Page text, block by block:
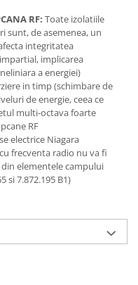
RF: Toate izolatiile
sunt, de asemenea, un
integritatea
implicarea
a energiei)
in timp (schimbare de
de energie, ceea ce
multi-octava foarte
RF
electrice Niagara
frecventa radio nu va fi
elementele campului
si 7.872.195 B1)